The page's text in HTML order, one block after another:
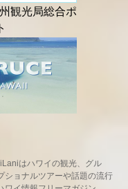
はハワイの観光、グル
ショナルツアーや話題の流行